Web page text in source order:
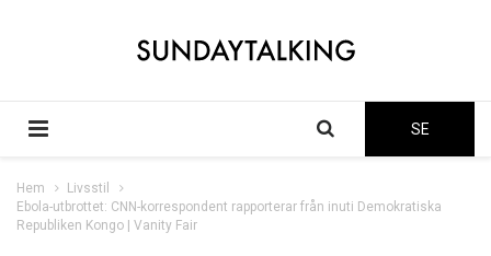
SE
Hem
Livsstil
Ebola-utbrottet: CNN-korrespondent rapporterar från inuti Demokratiska
Republiken Kongo | Vanity Fair